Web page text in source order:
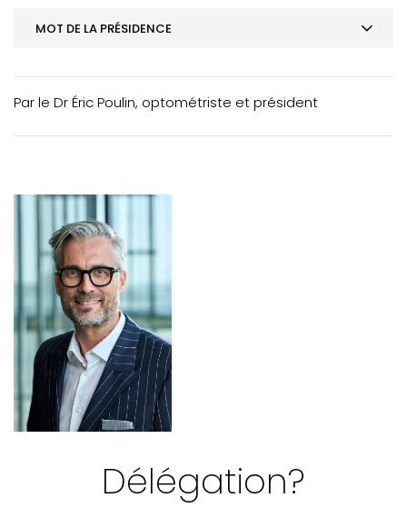
MOT DE LA PRÉSIDENCE
ACTUALITÉS - Projet pilote de la SAAQ
VOTRE PRATIQUE - Avis de radiation temporaire
VOTRE FORMATION CONTINUE - Mot du CPRO
Par le Dr Éric Poulin, optométriste et président
Délégation?